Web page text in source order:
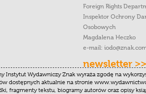
Foreign Rights
Inspektor Ochrony
Osobowych
Magdalena Heczko
e-mail:
newsletter >>
Instytut Wydawniczy Znak wyraża zgodę na
dostępnych aktualnie na stronie
fragmenty tekstu, biogramy autorów oraz opisy